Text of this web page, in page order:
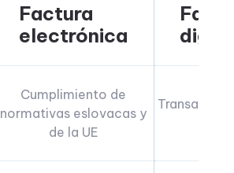
Factura
electrónica
Cumplimiento de
normativas eslovacas y
de la UE